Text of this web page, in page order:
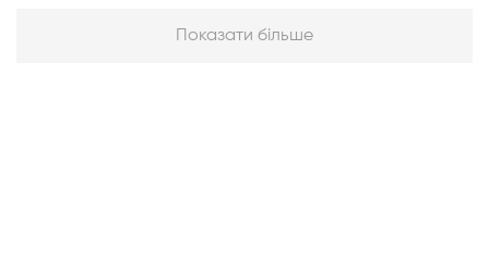
Показати більше